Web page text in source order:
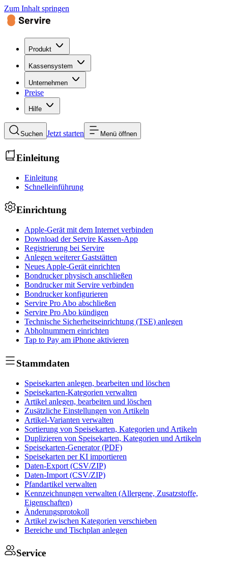
Zum Inhalt springen
Produkt
Kassensystem
Unternehmen
Preise
Hilfe
Suchen Jetzt starten Menü öffnen
Einleitung
Einleitung
Schnelleinführung
Einrichtung
Apple-Gerät mit dem Internet verbinden
Download der Servire Kassen-App
Registrierung bei Servire
Anlegen weiterer Gaststätten
Neues Apple-Gerät einrichten
Bondrucker physisch anschließen
Bondrucker mit Servire verbinden
Bondrucker konfigurieren
Servire Pro Abo abschließen
Servire Pro Abo kündigen
Technische Sicherheitseinrichtung (TSE) anlegen
Abholnummern einrichten
Tap to Pay am iPhone aktivieren
Stammdaten
Speisekarten anlegen, bearbeiten und löschen
Speisekarten-Kategorien verwalten
Artikel anlegen, bearbeiten und löschen
Zusätzliche Einstellungen von Artikeln
Artikel-Varianten verwalten
Sortierung von Speisekarten, Kategorien und Artikeln
Duplizieren von Speisekarten, Kategorien und Artikeln
Speisekarten-Generator (PDF)
Speisekarten per KI importieren
Daten-Export (CSV/ZIP)
Daten-Import (CSV/ZIP)
Pfandartikel verwalten
Kennzeichnungen verwalten (Allergene, Zusatzstoffe,
Eigenschaften)
Änderungsprotokoll
Artikel zwischen Kategorien verschieben
Bereiche und Tischplan anlegen
Service